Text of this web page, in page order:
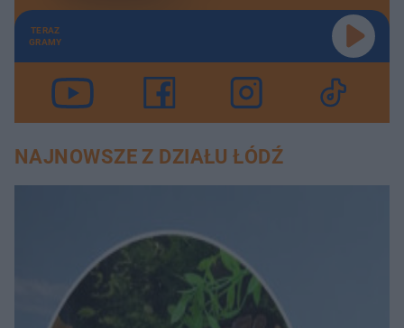
TERAZ
GRAMY
NAJNOWSZE Z DZIAŁU ŁÓDŹ